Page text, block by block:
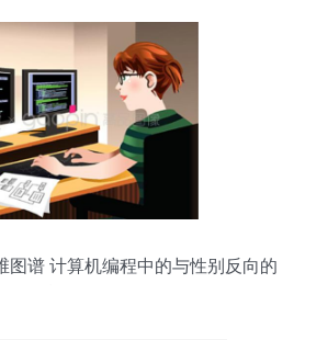
图谱 计算机编程中的与性别反向的